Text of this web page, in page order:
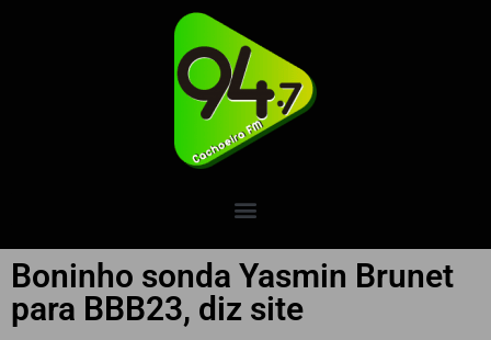
Boninho sonda Yasmin Brunet
para BBB23, diz site